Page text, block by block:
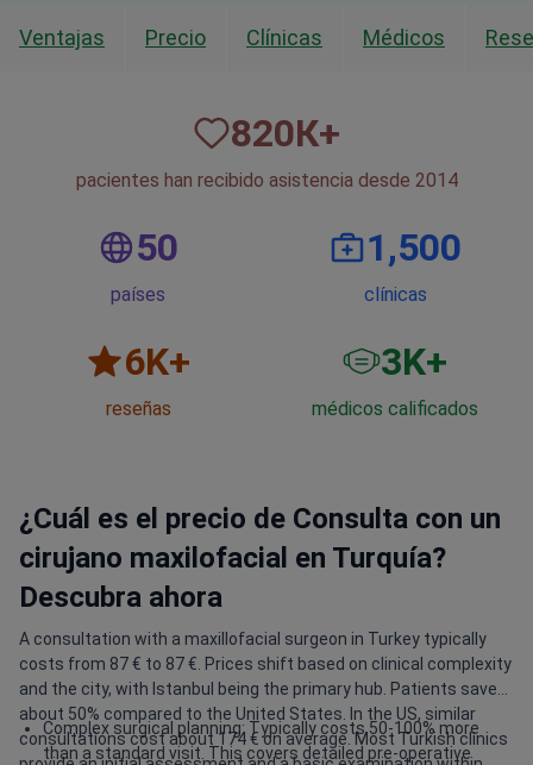
Ventajas Precio Clínicas Médicos
820К+
pacientes han recibido asistencia desde 2014
50
países
1,500
clínicas
6K+
reseñas
3K+
médicos calificados
¿Cuál es el precio de Consulta con un
cirujano maxilofacial en Turquía?
Descubra ahora
A consultation with a maxillofacial surgeon in Turkey typically
costs from 87 € to 87 €. Prices shift based on clinical complexity
and the city, with Istanbul being the primary hub. Patients save
about 50% compared to the United States. In the US, similar
consultations cost about 174 € on average. Most Turkish clinics
Complex surgical planning: Typically costs 50-100% more
than a standard visit. This covers detailed pre-operative